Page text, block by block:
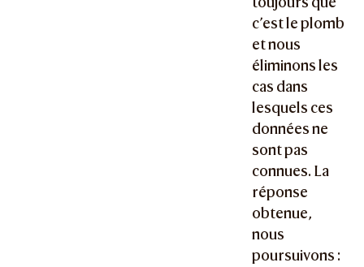
c’est le plomb
et nous
éliminons les
cas dans
lesquels ces
données ne
sont pas
connues. La
réponse
obtenue,
nous
poursuivons :